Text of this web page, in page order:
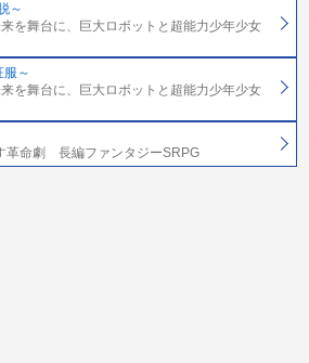
～
を舞台に、巨大ロボットと超能力少年少女
服～
を舞台に、巨大ロボットと超能力少年少女
革命劇 長編ファンタジーSRPG